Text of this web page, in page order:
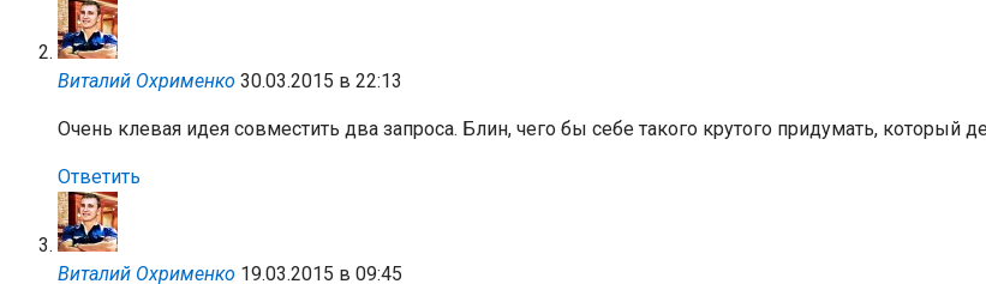
Виталий Охрименко 30.03.2015 в 22:13
Очень клевая идея совместить два запроса. Блин, чего бы себе такого крутого придумать, который
Ответить
Виталий Охрименко 19.03.2015 в 09:45